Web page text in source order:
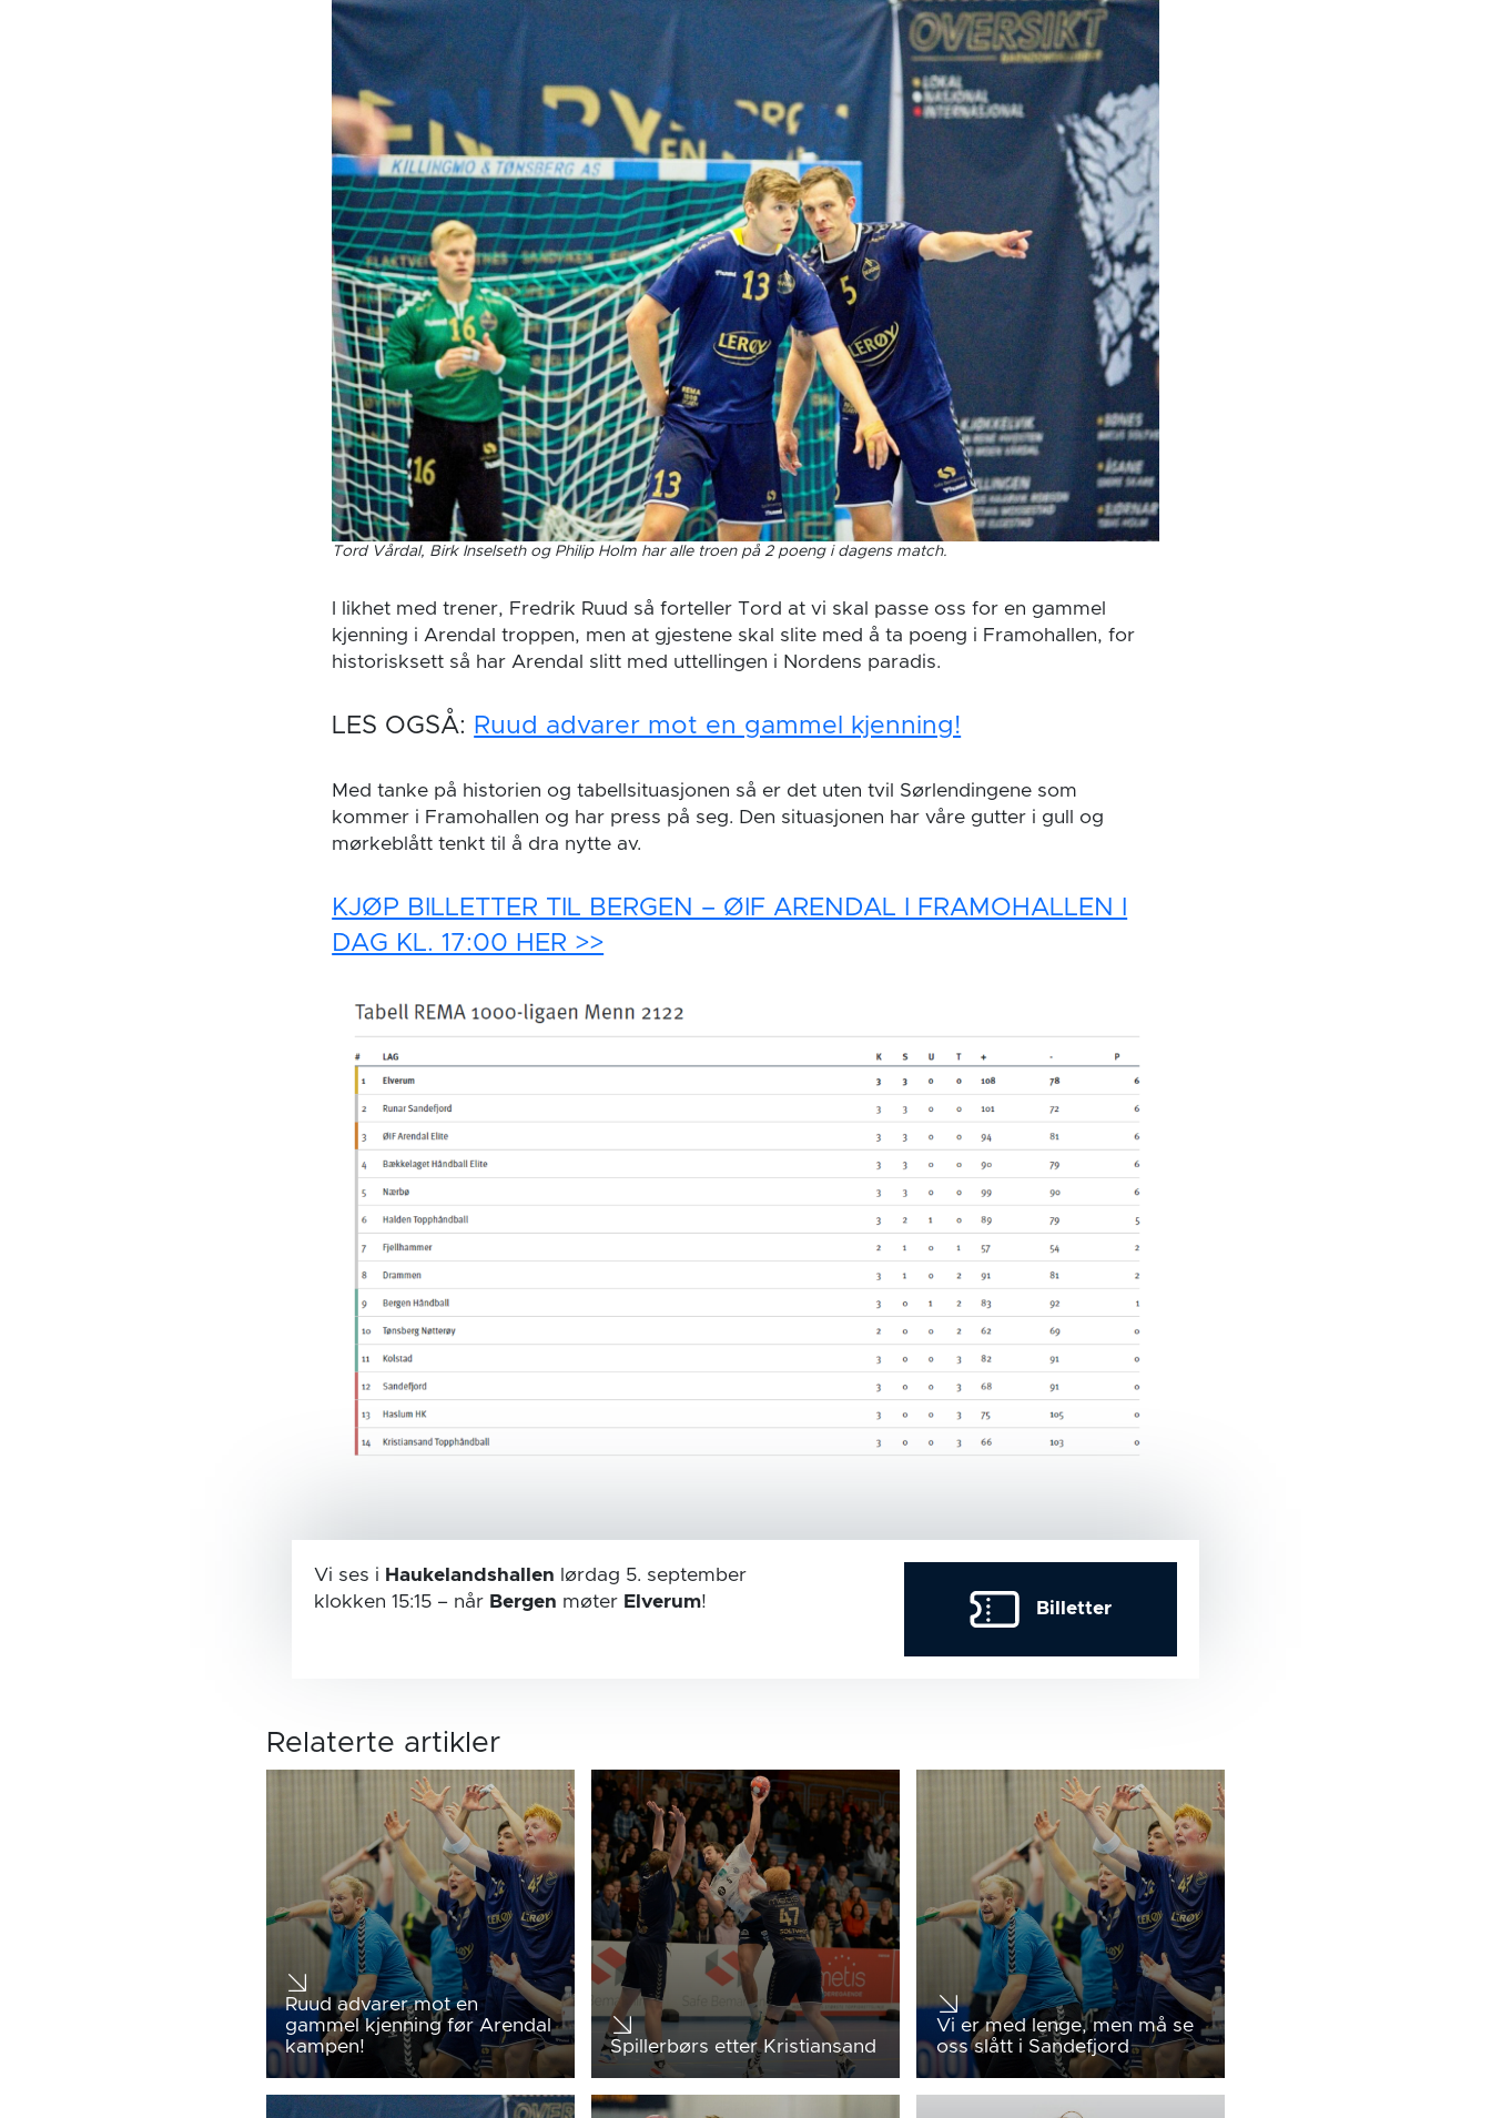
Tord Vårdal, Birk Inselseth og Philip Holm har alle troen på 2 poeng i dagens match.
I likhet med trener, Fredrik Ruud så forteller Tord at vi skal passe oss for en gammel
kjenning i Arendal troppen, men at gjestene skal slite med å ta poeng i Framohallen, for
historisksett så har Arendal slitt med uttellingen i Nordens paradis.
LES OGSÅ: Ruud advarer mot en gammel kjenning!
Med tanke på historien og tabellsituasjonen så er det uten tvil Sørlendingene som
kommer i Framohallen og har press på seg. Den situasjonen har våre gutter i gull og
mørkeblått tenkt til å dra nytte av.
KJØP BILLETTER TIL BERGEN – ØIF ARENDAL I FRAMOHALLEN I
DAG KL. 17:00 HER >>
Vi ses i Haukelandshallen lørdag 5. september
klokken 15:15– når Bergen møter Elverum! Billetter
Relaterte artikler
Ruud advarer mot en
gammel kjenning før Arendal
kampen!
Spillerbørs etter Kristiansand
Vi er med lenge, men må se
oss slått i Sandefjord